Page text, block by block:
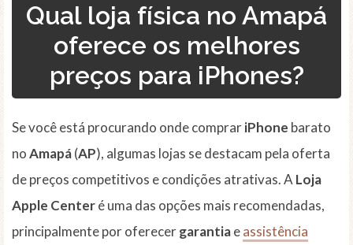
Qual loja física no Amapá
oferece os melhores
preços para iPhones?
Se você está procurando onde comprariPhone barato
noAmapá(AP), algumas lojas se destacam pela oferta
de preços competitivos e condições atrativas. A Loja
Apple Centeré uma das opções mais recomendadas,
principalmente por oferecergarantiaeassistência